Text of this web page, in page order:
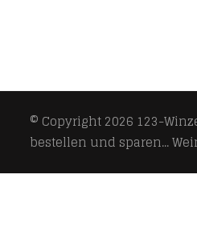
© Copyright 2026 123-
bestellen und sparen...